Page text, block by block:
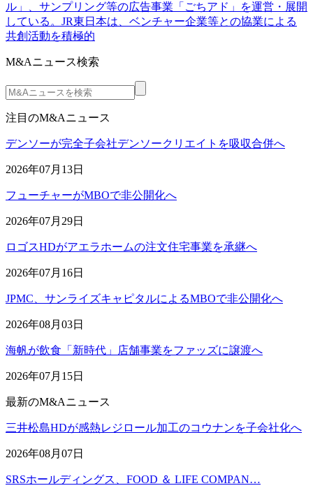
ル」、サンプリング等の広告事業「ごちアド」を運営・展開
している。JR東日本は、ベンチャー企業等との協業による
共創活動を積極的
M&Aニュース検索
注目のM&Aニュース
デンソーが完全子会社デンソークリエイトを吸収合併へ
2026年07月13日
フューチャーがMBOで非公開化へ
2026年07月29日
ロゴスHDがアエラホームの注文住宅事業を承継へ
2026年07月16日
JPMC、サンライズキャピタルによるMBOで非公開化へ
2026年08月03日
海帆が飲食「新時代」店舗事業をファッズに譲渡へ
2026年07月15日
最新のM&Aニュース
三井松島HDが感熱レジロール加工のコウナンを子会社化へ
2026年08月07日
SRSホールディングス、FOOD ＆ LIFE COMPAN…